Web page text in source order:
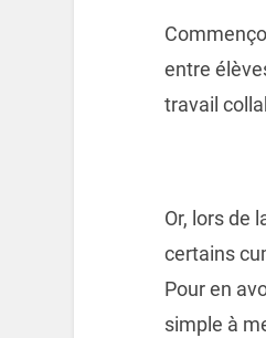
entre
travail
Or, lors de
certains
Pour en
simple à